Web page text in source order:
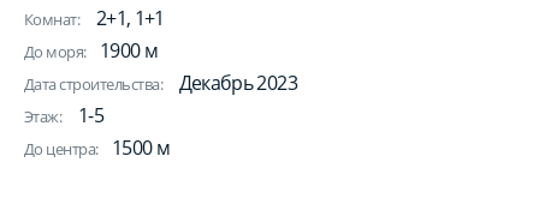
Комнат: 2+1, 1+1
До моря: 1900 м
Дата строительства: Декабрь 2023
Этаж: 1-5
До центра: 1500 м